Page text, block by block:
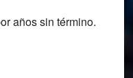
años sin término.